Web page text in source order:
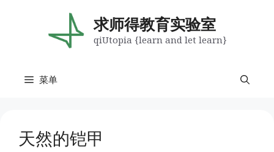
求师得教育实验室
qiUtopia {learn and let learn}
菜单
天然的铠甲